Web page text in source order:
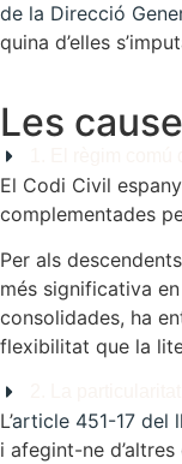
de la Direcció
quina d’elles
Les
El Codi Civil
complementades
Per als
més significativa
consolidades, ha
flexibilitat que la
L’article 451-17 del
i afegint-ne